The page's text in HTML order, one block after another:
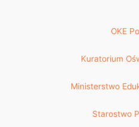
OKE
Kuratorium
Ministerstwo
Starostwo